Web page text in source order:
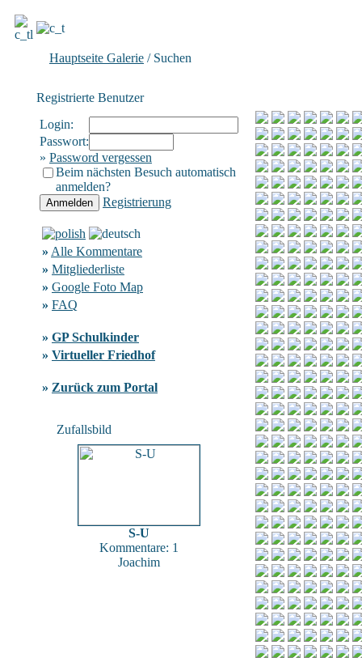
Hauptseite Galerie / Suchen
Registrierte Benutzer
Login:
Passwort:
» Password vergessen
Beim nächsten Besuch automatisch
anmelden?
Registrierung
» Alle Kommentare
» Mitgliederliste
» Google Foto Map
» FAQ
» GP Schulkinder
» Virtueller Friedhof
» Zurück zum Portal
Zufallsbild
S-U
Kommentare: 1
Joachim